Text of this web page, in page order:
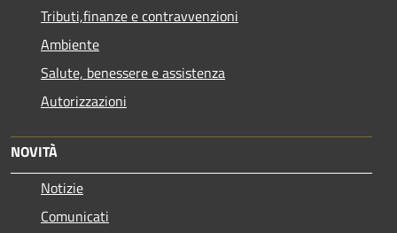
Tributi,finanze e contravvenzioni
Ambiente
Salute, benessere e assistenza
Autorizzazioni
NOVITÀ
Notizie
Comunicati